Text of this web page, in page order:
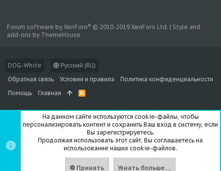
DOG-White
Русский (RU)
Обратная связь
Условия и правила
Политика конфиденциальности
Помощь
Главная
R
S
Forum software by XenForo® © 2010-2019 XenForo Ltd. | Style and
add-ons by ThemeHouse
На данном сайте используются cookie-файлы, чтобы
персонализировать контент и сохранить Ваш вход в систему, если
Вы зарегистрируетесь.
Продолжая использовать этот сайт, Вы соглашаетесь на
использование наших cookie-файлов.
Принять Узнать больше....